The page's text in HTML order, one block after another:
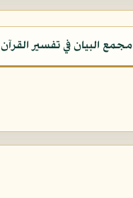
مجمع البيان في تفسير القرآن